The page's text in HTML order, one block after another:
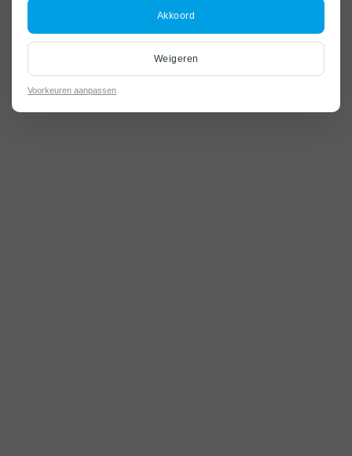
Akkoord
Weigeren
Voorkeuren aanpassen